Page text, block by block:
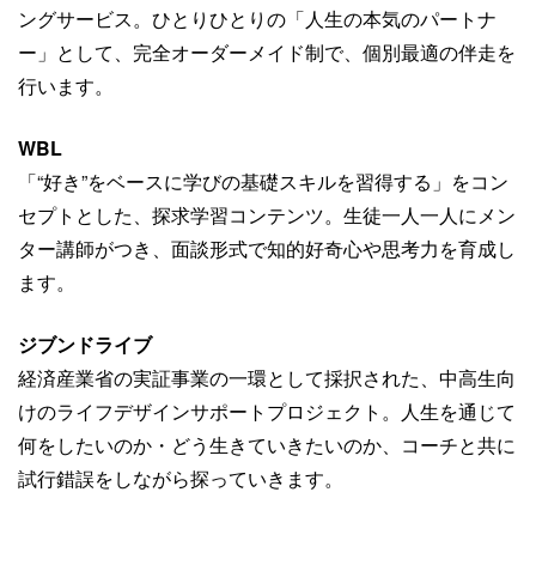
ングサービス。ひとりひとりの「人生の本気のパートナ
ー」として、完全オーダーメイド制で、個別最適の伴走を
行います。
WBL
「“好き”をベースに学びの基礎スキルを習得する」をコン
セプトとした、探求学習コンテンツ。生徒一人一人にメン
ター講師がつき、面談形式で知的好奇心や思考力を育成し
ます。
ジブンドライブ
経済産業省の実証事業の一環として採択された、中高生向
けのライフデザインサポートプロジェクト。人生を通じて
何をしたいのか・どう生きていきたいのか、コーチと共に
試行錯誤をしながら探っていきます。